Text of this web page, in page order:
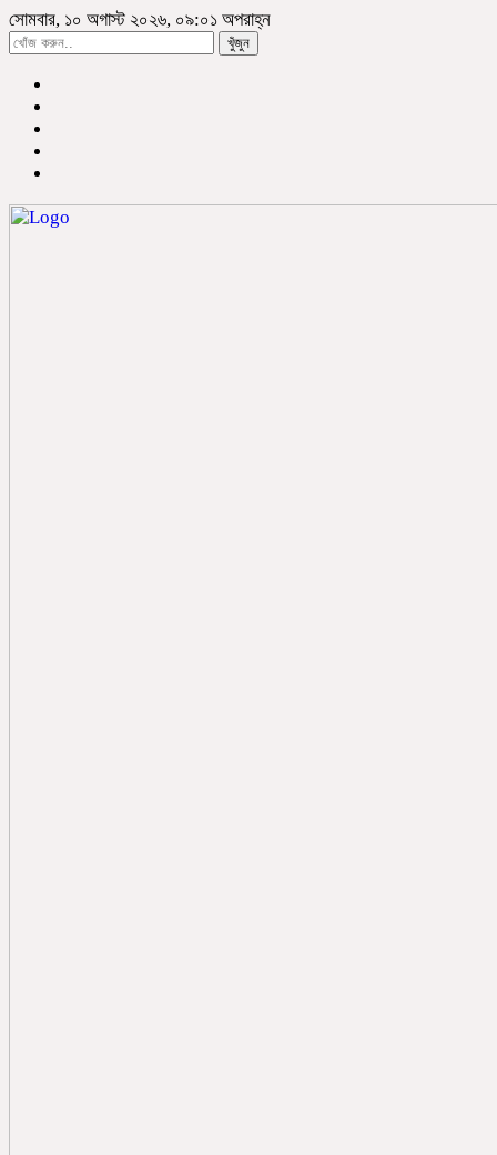
সোমবার, ১০ অগাস্ট ২০২৬, ০৯:০১ অপরাহ্ন
খুঁজুন